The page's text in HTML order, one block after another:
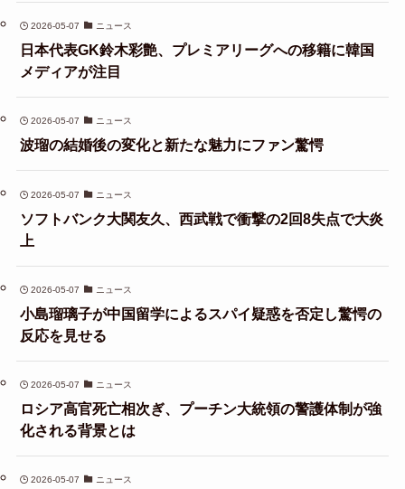
2026-05-07 ニュース
日本代表GK鈴木彩艶、プレミアリーグへの移籍に韓国
メディアが注目
2026-05-07 ニュース
波瑠の結婚後の変化と新たな魅力にファン驚愕
2026-05-07 ニュース
ソフトバンク大関友久、西武戦で衝撃の2回8失点で大炎
上
2026-05-07 ニュース
小島瑠璃子が中国留学によるスパイ疑惑を否定し驚愕の
反応を見せる
2026-05-07 ニュース
ロシア高官死亡相次ぎ、プーチン大統領の警護体制が強
化される背景とは
2026-05-07 ニュース